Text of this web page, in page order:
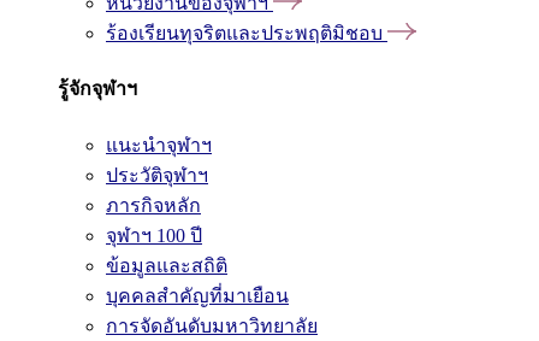
ร้องเรียนทุจริตและประพฤติมิชอบ
รู้จักจุฬาฯ
แนะนำจุฬาฯ
ประวัติจุฬาฯ
ภารกิจหลัก
จุฬาฯ 100 ปี
ข้อมูลและสถิติ
บุคคลสำคัญที่มาเยือน
การจัดอันดับมหาวิทยาลัย